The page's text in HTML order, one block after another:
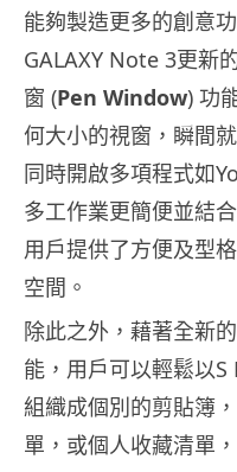
能夠製造更多的創意功
GALAXY Note 3更新
窗 (Pen Window) 功
何大小的視窗， 瞬間
同時開啟多項程式如
多工作業更簡便並結
用戶提供了方便及型
空間。
除此之外，藉著全新
能，用戶可以輕鬆以
組織成個別的剪貼簿，
單，或個人收藏清單，